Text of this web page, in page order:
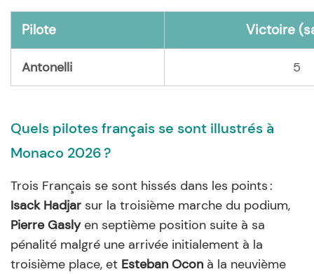
Pilote Victoire
Antonelli 5
Quels pilotes français se sont illustrés à
Monaco 2026 ?
Trois Français se sont hissés dans les points :
Isack Hadjar sur la troisième marche du podium,
Pierre Gaslyen septième position suite à sa
pénalité malgré une arrivée initialement à la
troisième place, et Esteban Ocon à la neuvième